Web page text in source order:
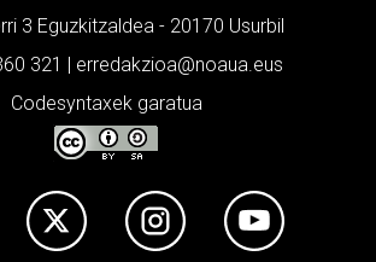
3 Eguzkitzaldea - 20170 Usurbil
321 | erredakzioa@noaua.eus
Codesyntaxek garatua